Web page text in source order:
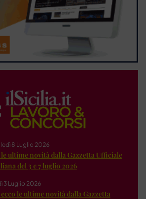
8 Luglio 2026
ultime novità dalla Gazzetta Ufficiale
del 3 e 7 luglio 2026
3 Luglio 2026
le ultime novità dalla Gazzetta